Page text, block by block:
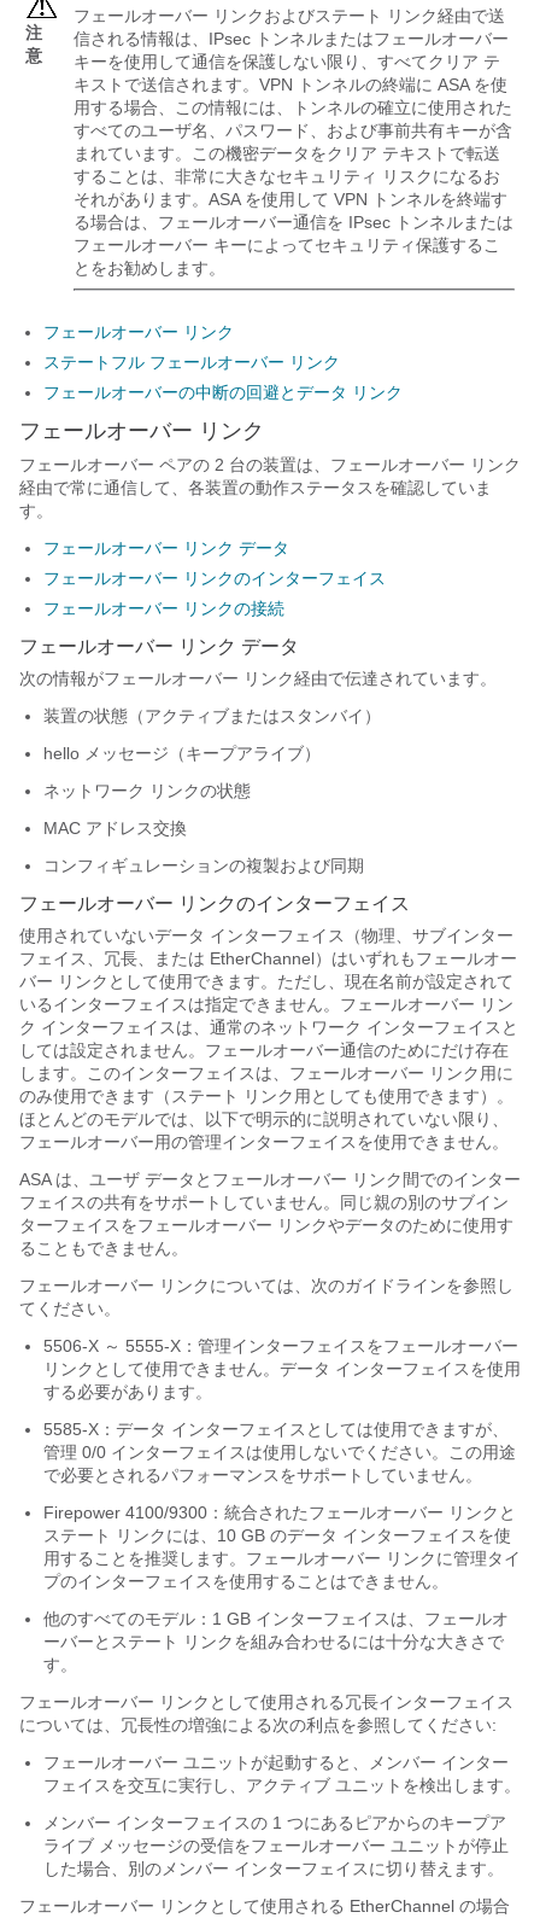
注
意
フェールオーバー リンクおよびステート リンク経由で送
信される情報は、IPsec トンネルまたはフェールオーバー
キーを使用して通信を保護しない限り、すべてクリア テ
キストで送信されます。VPN トンネルの終端に ASA を使
用する場合、この情報には、トンネルの確立に使用された
すべてのユーザ名、パスワード、および事前共有キーが含
まれています。この機密データをクリア テキストで転送
することは、非常に大きなセキュリティ リスクになるお
それがあります。ASA を使用して VPN トンネルを終端す
る場合は、フェールオーバー通信を IPsec トンネルまたは
フェールオーバー キーによってセキュリティ保護するこ
とをお勧めします。
フェールオーバー リンク
ステートフル フェールオーバー リンク
フェールオーバーの中断の回避とデータ リンク
フェールオーバー リンク
フェールオーバー ペアの 2 台の装置は、フェールオーバー リンク
経由で常に通信して、各装置の動作ステータスを確認していま
す。
フェールオーバー リンク データ
フェールオーバー リンクのインターフェイス
フェールオーバー リンクの接続
フェールオーバー リンク データ
次の情報がフェールオーバー リンク経由で伝達されています。
装置の状態（アクティブまたはスタンバイ）
hello メッセージ（キープアライブ）
ネットワーク リンクの状態
MAC アドレス交換
コンフィギュレーションの複製および同期
フェールオーバー リンクのインターフェイス
使用されていないデータ インターフェイス（物理 、サブインター
フェイス
、冗長、または EtherChannel）はいずれもフェールオー
バー リンクとして使用できます。ただし、現在名前が設定されて
いるインターフェイスは指定できません。フェールオーバー リン
ク インターフェイスは、通常のネットワーク インターフェイスと
しては設定されません。フェールオーバー通信のためにだけ存在
します。このインターフェイスは、フェールオーバー リンク用に
のみ使用できます（ステート リンク用としても使用できます）。
ほとんどのモデルでは、以下で明示的に説明されていない限り、
フェールオーバー用の管理インターフェイスを使用できません。
ASAは、ユーザ データとフェールオーバー リンク間でのインター
フェイスの共有をサポートしていません。
同じ親の別のサブイン
ターフェイスをフェールオーバー リンクやデータのために使用す
ることもできません。
フェールオーバー リンクについては、次のガイドラインを参照し
てください。
5506-X ～ 5555-X：管理インターフェイスをフェールオーバー
リンクとして使用できません。データ インターフェイスを使用
する必要があります。
5585-X：データ インターフェイスとしては使用できますが、
管理 0/0 インターフェイスは使用しないでください。この用途
で必要とされるパフォーマンスをサポートしていません。
Firepower 4100/9300：統合されたフェールオーバー リンクと
ステート リンクには、10 GB のデータ インターフェイスを使
用することを推奨します。フェールオーバー リンクに管理タイ
プのインターフェイスを使用することはできません。
他のすべてのモデル：1 GB インターフェイスは、フェールオ
ーバーとステート リンクを組み合わせるには十分な大きさで
す。
フェールオーバー リンクとして使用される冗長インターフェイス
については、冗長性の増強による次の利点を参照してください:
フェールオーバー ユニットが起動すると、メンバー インター
フェイスを交互に実行し、アクティブ ユニットを検出します。
メンバー インターフェイスの 1 つにあるピアからのキープア
ライブ メッセージの受信をフェールオーバー ユニットが停止
した場合、別のメンバー インターフェイスに切り替えます。
フェールオーバー リンクとして使用される EtherChannel の場合